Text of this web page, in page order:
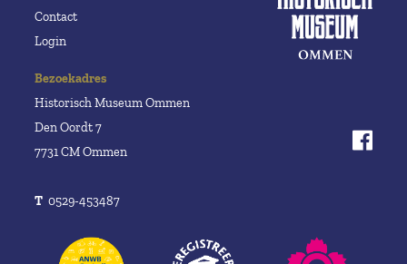
Bezoekadres
Historisch Museum Ommen
Den Oordt 7
7731 CM Ommen
T 0529-453487
Contact
Login